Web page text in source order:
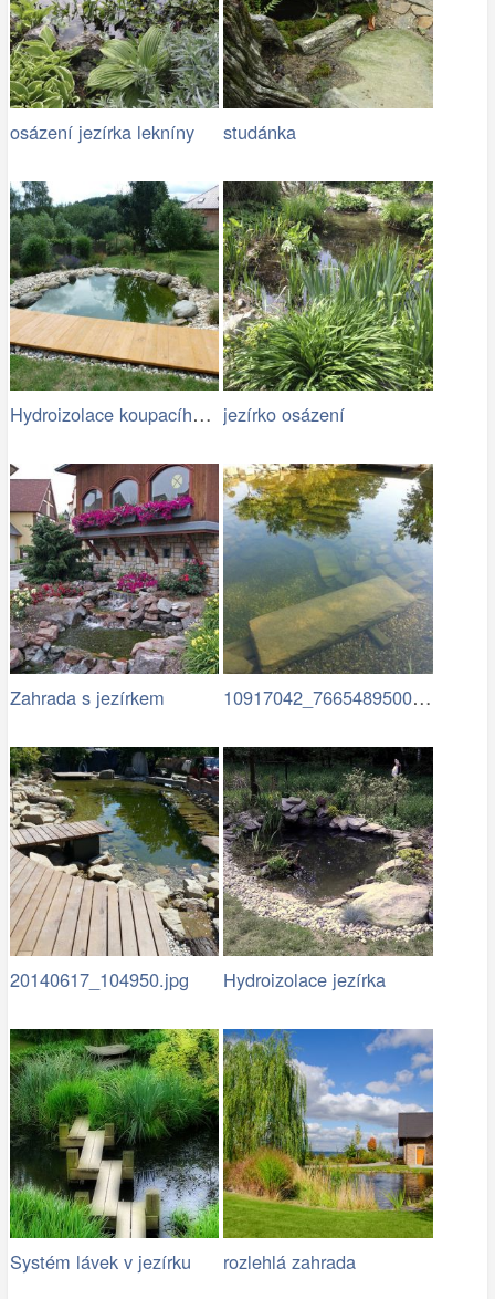
osázení jezírka lekníny studánka
Hydroizolace koupacího jezírka jezírko osázení
Zahrada s jezírkem 10917042_766548950087847…
20140617_104950.jpg Hydroizolace jezírka
Systém lávek v jezírku rozlehlá zahrada